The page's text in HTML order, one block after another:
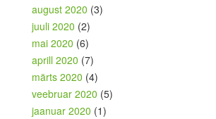
august 2020 (3)
juuli 2020 (2)
mai 2020 (6)
aprill 2020 (7)
märts 2020 (4)
veebruar 2020 (5)
jaanuar 2020 (1)